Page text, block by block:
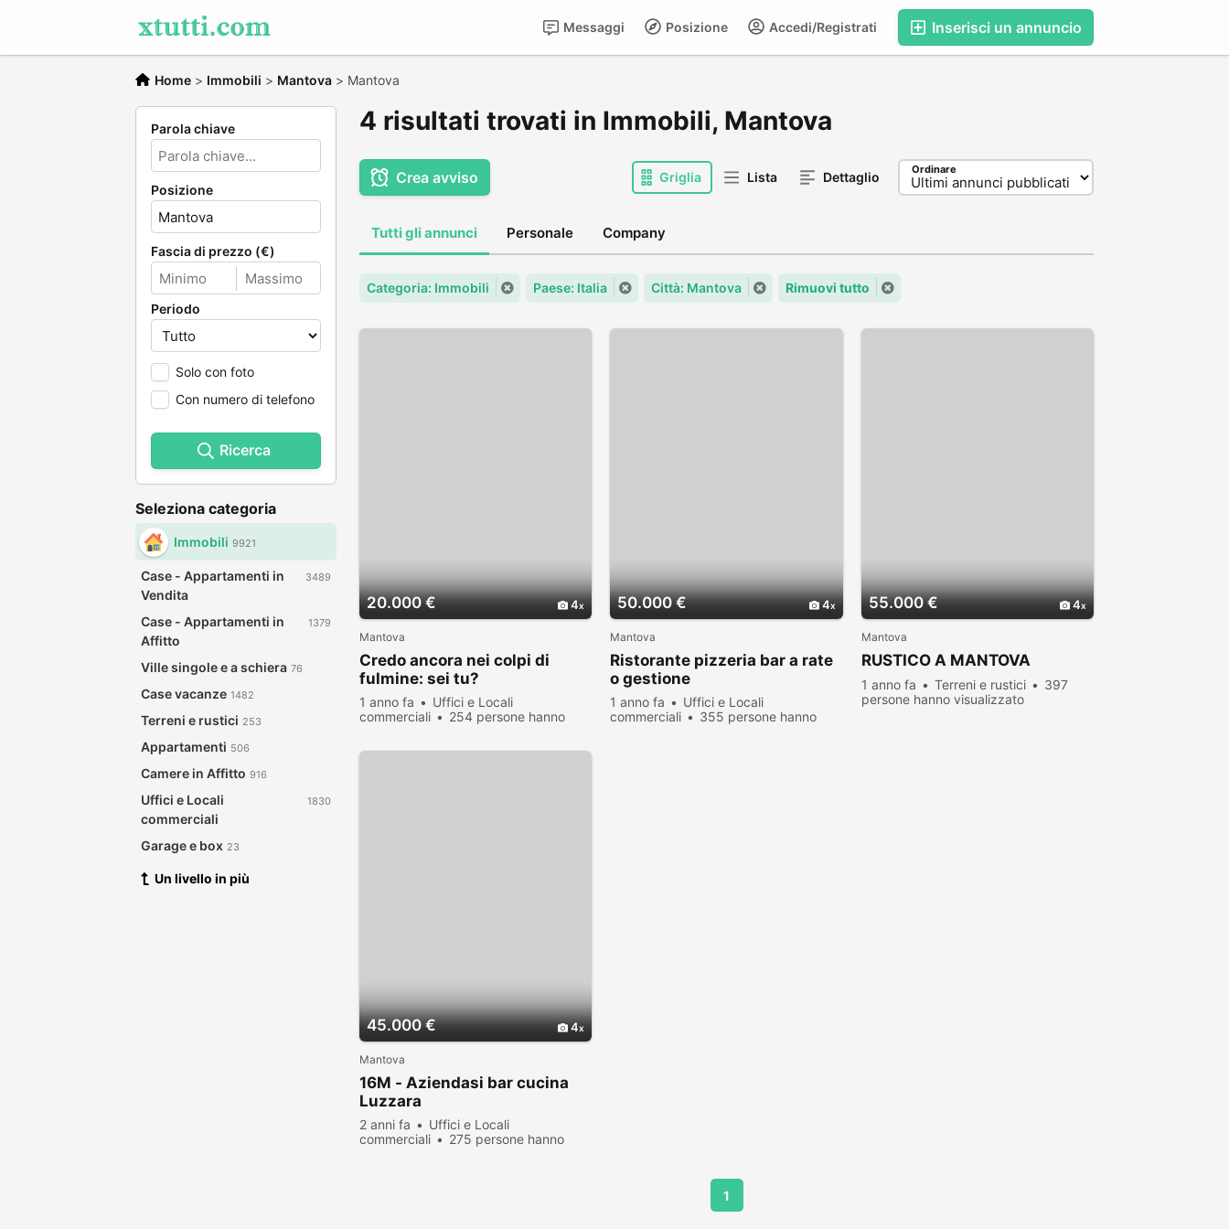
Inserisci un annuncio
Accedi/Registrati
Posizione
Messaggi
Home > Immobili > Mantova > Mantova
Parola chiave
Posizione
Fascia di prezzo (€)
Periodo
Solo con foto
Con numero di telefono
Ricerca
Seleziona categoria
Immobili 9921
Case - Appartamenti in
Vendita
3489
Case - Appartamenti in
Affitto
1379
Ville singole e a schiera 76
Case vacanze 1482
Terreni e rustici 253
Appartamenti 506
Camere in Affitto 916
Uffici e Locali
commerciali
1830
Garage e box 23
Un livello in più
4 risultati trovati in Immobili, Mantova
Crea avviso Griglia Lista Dettaglio Ordinare
Tutti gli annunci Personale Company
Categoria: Immobili Paese: Italia Città: Mantova Rimuovi tutto
20.000 € 4
Mantova
Credo ancora nei colpi di
fulmine: sei tu?
1 anno fa
Uffici e Locali
commerciali
254 persone hanno
50.000 € 4
Mantova
Ristorante pizzeria bar a rate
o gestione
1 anno fa
Uffici e Locali
commerciali
355 persone hanno
55.000 € 4
Mantova
RUSTICO A MANTOVA
1 anno fa Terreni e rustici
397
persone hanno visualizzato
45.000 € 4
Mantova
16M - Aziendasi bar cucina
Luzzara
2 anni fa
Uffici e Locali
commerciali
275 persone hanno
1